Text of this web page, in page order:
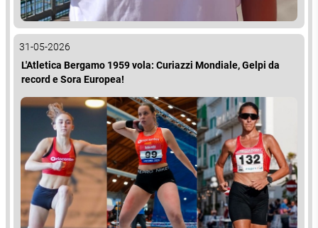
31-05-2026
L'Atletica Bergamo 1959 vola: Curiazzi Mondiale, Gelpi da
record e Sora Europea!